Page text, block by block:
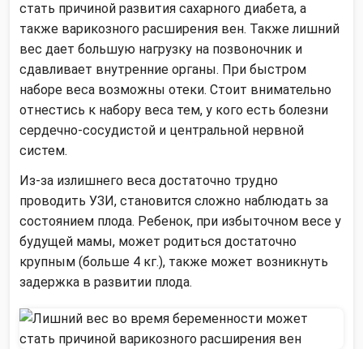
стать причиной развития сахарного диабета, а
также варикозного расширения вен. Также лишний
вес дает большую нагрузку на позвоночник и
сдавливает внутренние органы. При быстром
наборе веса возможны отеки. Стоит внимательно
отнестись к набору веса тем, у кого есть болезни
сердечно-сосудистой и центральной нервной
систем.
Из-за излишнего веса достаточно трудно
проводить УЗИ, становится сложно наблюдать за
состоянием плода. Ребенок, при избыточном весе у
будущей мамы, может родиться достаточно
крупным (больше 4 кг.), также может возникнуть
задержка в развитии плода.